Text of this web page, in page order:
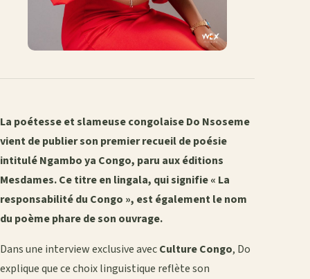
La poétesse et slameuse congolaise Do Nsoseme
vient de publier son premier recueil de poésie
intitulé Ngambo ya Congo, paru aux éditions
Mesdames. Ce titre en lingala, qui signifie « La
responsabilité du Congo », est également le nom
du poème phare de son ouvrage.
Dans une interview exclusive avecCulture Congo, Do
explique que ce choix linguistique reflète son